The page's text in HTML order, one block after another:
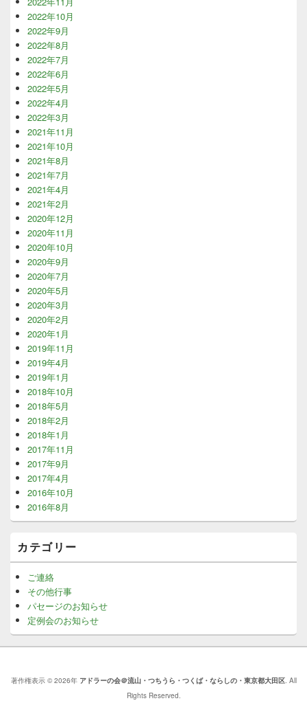
2022年10月
2022年9月
2022年8月
2022年7月
2022年6月
2022年5月
2022年4月
2022年3月
2021年11月
2021年10月
2021年8月
2021年7月
2021年4月
2021年2月
2020年12月
2020年11月
2020年10月
2020年9月
2020年7月
2020年5月
2020年3月
2020年2月
2020年1月
2019年11月
2019年4月
2019年1月
2018年10月
2018年5月
2018年2月
2018年1月
2017年11月
2017年9月
2017年4月
2016年10月
2016年8月
カテゴリー
ご連絡
その他行事
パセージのお知らせ
定例会のお知らせ
著作権表示 © 2026年 アドラーの会＠流山・つちうら・つくば・ならしの・東京都大田区. All
Rights Reserved.